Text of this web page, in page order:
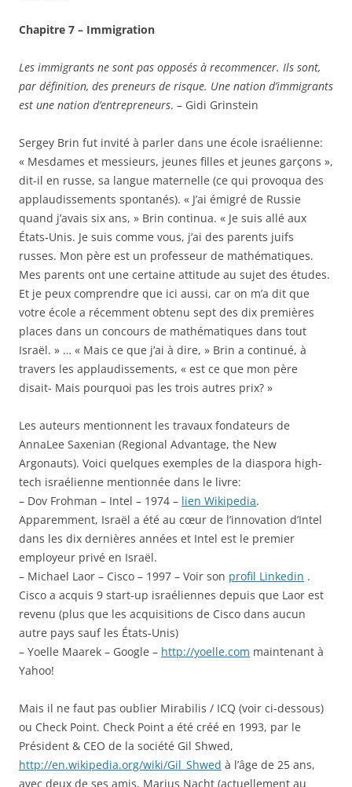
Chapitre 7 – Immigration
Les immigrants ne sont pas opposés à recommencer. Ils sont,
par définition, des preneurs de risque. Une nation d’immigrants
est une nation d’entrepreneurs. – Gidi Grinstein
Sergey Brin fut invité à parler dans une école israélienne:
« Mesdames et messieurs, jeunes filles et jeunes garçons »,
dit-il en russe, sa langue maternelle (ce qui provoqua des
applaudissements spontanés). « J’ai émigré de Russie
quand j’avais six ans, » Brin continua. « Je suis allé aux
États-Unis. Je suis comme vous, j’ai des parents juifs
russes. Mon père est un professeur de mathématiques.
Mes parents ont une certaine attitude au sujet des études.
Et je peux comprendre que ici aussi, car on m’a dit que
votre école a récemment obtenu sept des dix premières
places dans un concours de mathématiques dans tout
Israël. » … « Mais ce que j’ai à dire, » Brin a continué, à
travers les applaudissements, « est ce que mon père
disait- Mais pourquoi pas les trois autres prix? »
Les auteurs mentionnent les travaux fondateurs de
AnnaLee Saxenian (Regional Advantage, the New
Argonauts). Voici quelques exemples de la diaspora high-
tech israélienne mentionnée dans le livre:
– Dov Frohman – Intel – 1974 – lien Wikipedia.
Apparemment, Israël a été au cœur de l’innovation d’Intel
dans les dix dernières années et Intel est le premier
employeur privé en Israël.
– Michael Laor – Cisco – 1997 – Voir son profil Linkedin .
Cisco a acquis 9 start-up israéliennes depuis que Laor est
revenu (plus que les acquisitions de Cisco dans aucun
autre pays sauf les États-Unis)
– Yoelle Maarek – Google – http://yoelle.com maintenant à
Yahoo!
Mais il ne faut pas oublier Mirabilis / ICQ (voir ci-dessous)
ou Check Point. Check Point a été créé en 1993, par le
Président & CEO de la société Gil Shwed,
http://en.wikipedia.org/wiki/Gil_Shwed à l’âge de 25 ans,
avec deux de ses amis, Marius Nacht (actuellement au